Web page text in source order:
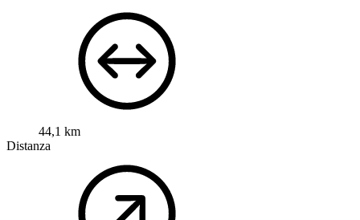
44,1 km
Distanza